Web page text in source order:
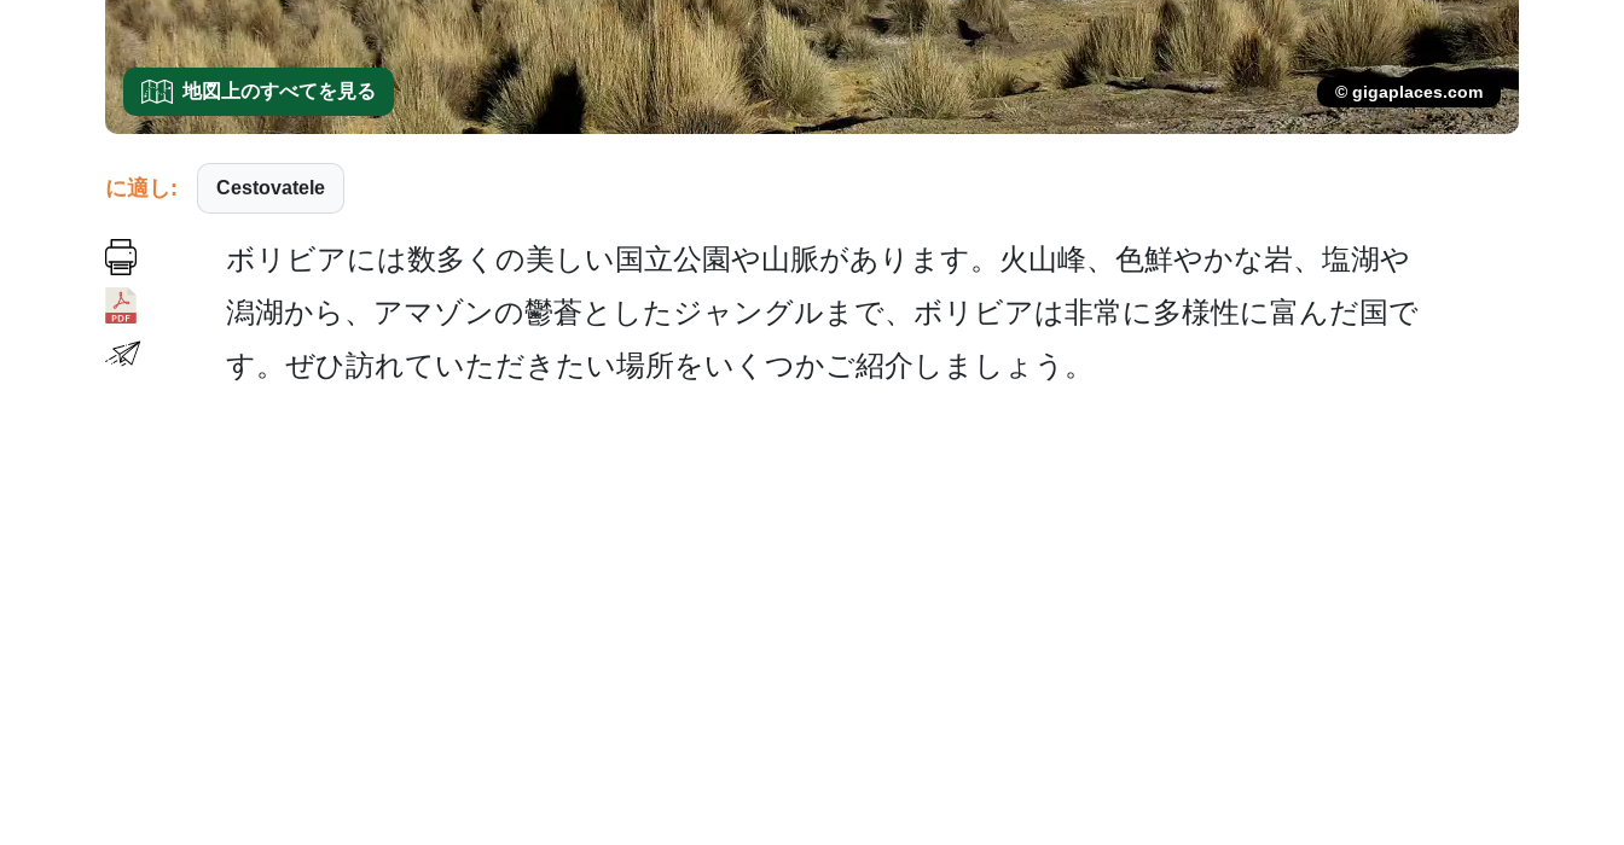
地図上のすべてを見る © gigaplaces.com
に適し: Cestovatele
ボリビアには数多くの美しい­国立公園や山脈があります。火山峰、色鮮やかな岩、­塩湖や
潟湖から、アマゾンの鬱蒼としたジャングルま­で、ボリビアは非常に多様性に富んだ国で
す。ぜひ訪­れていただきたい場所をいくつかご紹介しましょう。